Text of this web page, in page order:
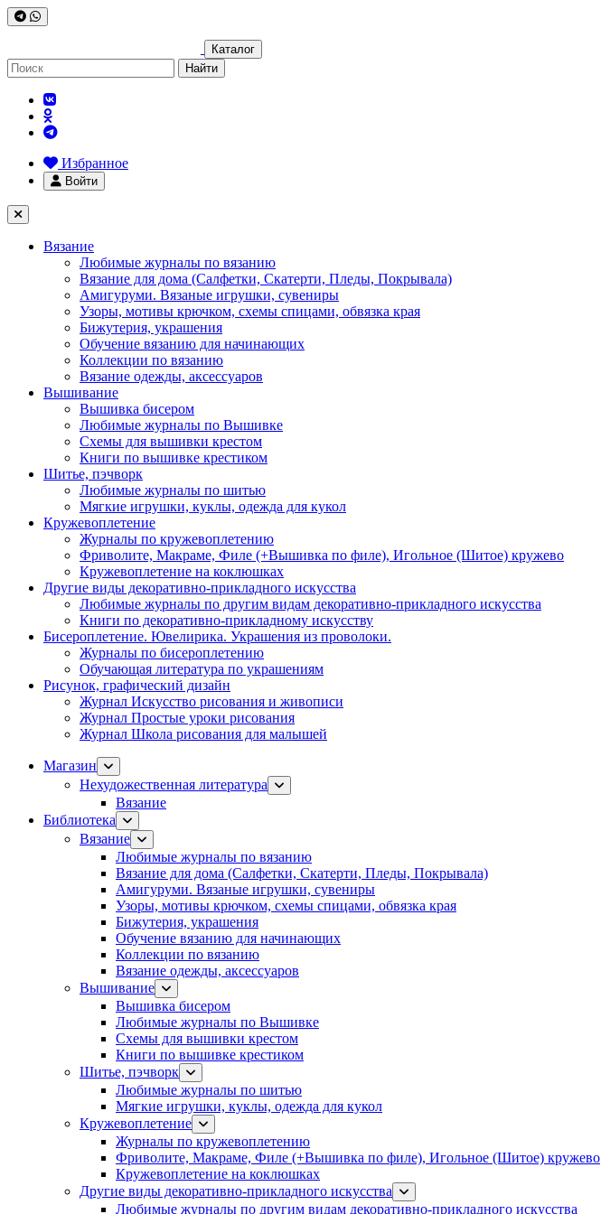
Каталог
Найти
Избранное
Войти
Вязание
Любимые журналы по вязанию
Вязание для дома (Салфетки, Скатерти, Пледы, Покрывала)
Амигуруми. Вязаные игрушки, сувениры
Узоры, мотивы крючком, схемы спицами, обвязка края
Бижутерия, украшения
Обучение вязанию для начинающих
Коллекции по вязанию
Вязание одежды, аксессуаров
Вышивание
Вышивка бисером
Любимые журналы по Вышивке
Схемы для вышивки крестом
Книги по вышивке крестиком
Шитье, пэчворк
Любимые журналы по шитью
Мягкие игрушки, куклы, одежда для кукол
Кружевоплетение
Журналы по кружевоплетению
Фриволите, Макраме, Филе (+Вышивка по филе), Игольное (Шитое) кружево
Кружевоплетение на коклюшках
Другие виды декоративно-прикладного искусства
Любимые журналы по другим видам декоративно-прикладного искусства
Книги по декоративно-прикладному искусству
Бисероплетение. Ювелирика. Украшения из проволоки.
Журналы по бисероплетению
Обучающая литература по украшениям
Рисунок, графический дизайн
Журнал Искусство рисования и живописи
Журнал Простые уроки рисования
Журнал Школа рисования для малышей
Магазин
Нехудожественная литература
Вязание
Библиотека
Вязание
Любимые журналы по вязанию
Вязание для дома (Салфетки, Скатерти, Пледы, Покрывала)
Амигуруми. Вязаные игрушки, сувениры
Узоры, мотивы крючком, схемы спицами, обвязка края
Бижутерия, украшения
Обучение вязанию для начинающих
Коллекции по вязанию
Вязание одежды, аксессуаров
Вышивание
Вышивка бисером
Любимые журналы по Вышивке
Схемы для вышивки крестом
Книги по вышивке крестиком
Шитье, пэчворк
Любимые журналы по шитью
Мягкие игрушки, куклы, одежда для кукол
Кружевоплетение
Журналы по кружевоплетению
Фриволите, Макраме, Филе (+Вышивка по филе), Игольное (Шитое) кружево
Кружевоплетение на коклюшках
Другие виды декоративно-прикладного искусства
Любимые журналы по другим видам декоративно-прикладного искусства